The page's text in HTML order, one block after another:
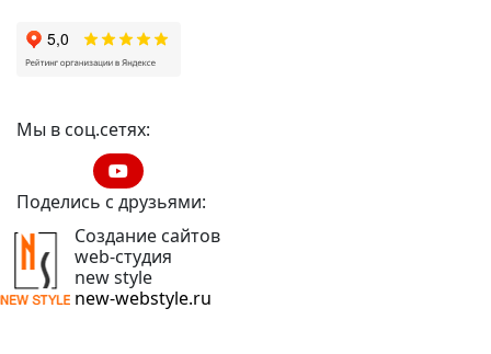
Мы в соц.сетях:
Поделись с друзьями:
Создание сайтов
web-студия
new style
new-webstyle.ru